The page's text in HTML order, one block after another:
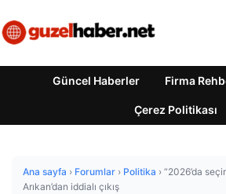
Güncel Haberler Firma
Çerez Politikası
Ana sayfa › Forumlar › Politika › “2026’da
Arıkan’dan iddialı çıkış